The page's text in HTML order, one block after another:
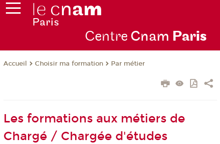
Centre Cnam Paris
Accueil Choisir ma formation Par métier
Les formations aux métiers de
Chargé / Chargée d'études